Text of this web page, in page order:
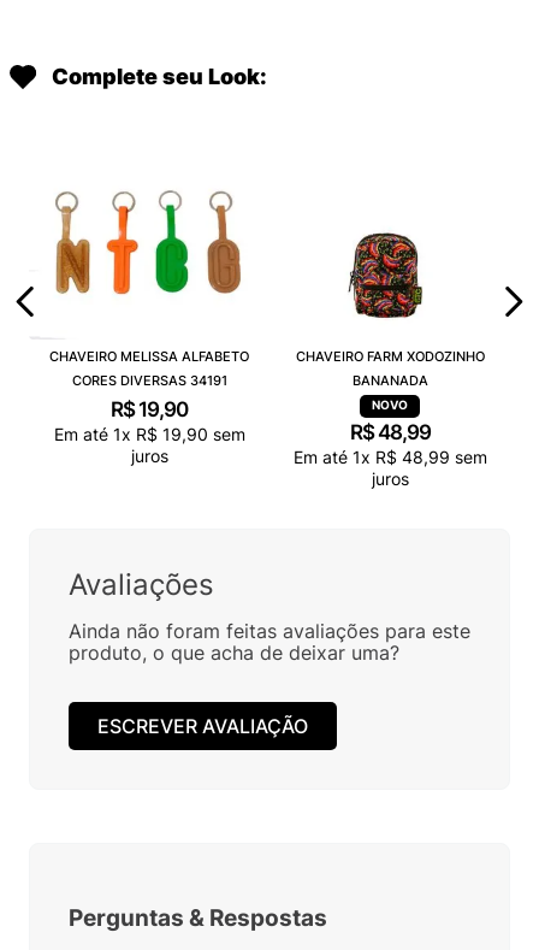
Complete seu Look:
CHAVEIRO MELISSA ALFABETO
CORES DIVERSAS 34191
R$ 19,90
Em até 1x R$ 19,90 sem
juros
CHAVEIRO FARM XODOZINHO
BANANADA
R$48,99
Em até 1x R$ 48,99 sem
juros
Avaliações
Ainda não foram feitas avaliações para este
produto, o que acha de deixar uma?
ESCREVER AVALIAÇÃO
Perguntas & Respostas